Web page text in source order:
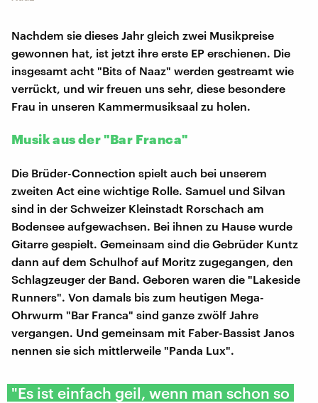
Nachdem sie dieses Jahr gleich zwei Musikpreise
gewonnen hat, ist jetzt ihre erste EP erschienen. Die
insgesamt acht "Bits of Naaz" werden gestreamt wie
verrückt, und wir freuen uns sehr, diese besondere
Frau in unseren Kammermusiksaal zu holen.
Musik aus der "Bar Franca"
Die Brüder-Connection spielt auch bei unserem
zweiten Act eine wichtige Rolle. Samuel und Silvan
sind in der Schweizer Kleinstadt Rorschach am
Bodensee aufgewachsen. Bei ihnen zu Hause wurde
Gitarre gespielt. Gemeinsam sind die Gebrüder Kuntz
dann auf dem Schulhof auf Moritz zugegangen, den
Schlagzeuger der Band. Geboren waren die "Lakeside
Runners". Von damals bis zum heutigen Mega-
Ohrwurm "Bar Franca" sind ganze zwölf Jahre
vergangen. Und gemeinsam mit Faber-Bassist Janos
nennen sie sich mittlerweile "Panda Lux".
"Es ist einfach geil, wenn man schon so